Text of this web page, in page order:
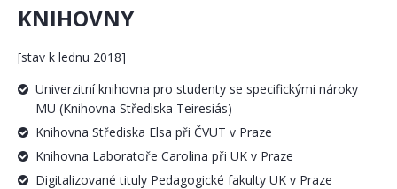
KNIHOVNY
[stav k lednu 2018]
Univerzitní knihovna pro studenty se specifickými nároky
MU (Knihovna Střediska Teiresiás)
Knihovna Střediska Elsa při ČVUT v Praze
Knihovna Laboratoře Carolina při UK v Praze
Digitalizované tituly Pedagogické fakulty UK v Praze